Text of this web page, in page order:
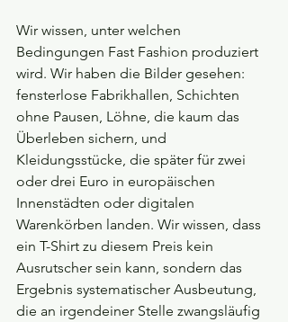
Wir wissen, unter welchen
Bedingungen Fast Fashion produziert
wird. Wir haben die Bilder gesehen:
fensterlose Fabrikhallen, Schichten
ohne Pausen, Löhne, die kaum das
Überleben sichern, und
Kleidungsstücke, die später für zwei
oder drei Euro in europäischen
Innenstädten oder digitalen
Warenkörben landen. Wir wissen, dass
ein T-Shirt zu diesem Preis kein
Ausrutscher sein kann, sondern das
Ergebnis systematischer Ausbeutung,
die an irgendeiner Stelle zwangsläufig